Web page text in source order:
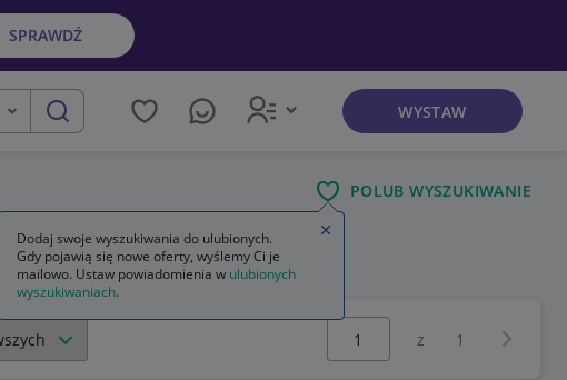
SPRAWDŹ
szukaj WYSTAW
POLUB WYSZUKIWANIE
Wybierz stronę:
z 1
Dodaj swoje wyszukiwania do ulubionych.
Gdy pojawią się nowe oferty, wyślemy Ci je
mailowo. Ustaw powiadomienia w ulubionych
wyszukiwaniach.
Zamknij wskazówkę